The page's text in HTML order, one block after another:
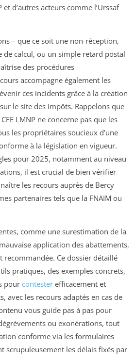
et d’autres acteurs comme l’Urssaf
– que ce soit une non-réception,
de calcul, ou un simple retard postal
des procédures
accompagne également les
ces incidents grâce à la création
le site des impôts. Rappelons que
LMNP ne concerne pas que les
les propriétaires soucieux d’une
à la législation en vigueur.
pour 2025, notamment au niveau
il est crucial de bien vérifier
les recours auprès de Bercy
partenaires tels que la FNAIM ou
comme une surestimation de la
application des abattements,
recommandée. Ce dossier détaillé
pratiques, des exemples concrets,
pour contester efficacement et
avec les recours adaptés en cas de
vous guide pas à pas pour
ou exonérations, tout
conforme via les formulaires
scrupuleusement les délais fixés par